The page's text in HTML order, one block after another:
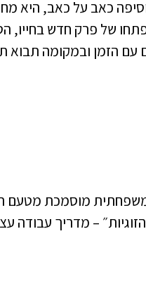
כאב על כאב, היא
של פרק חדש בחייו,
הזמן ובמקומה תבוא
מוסמכת מטעם
– מדריך עבודה